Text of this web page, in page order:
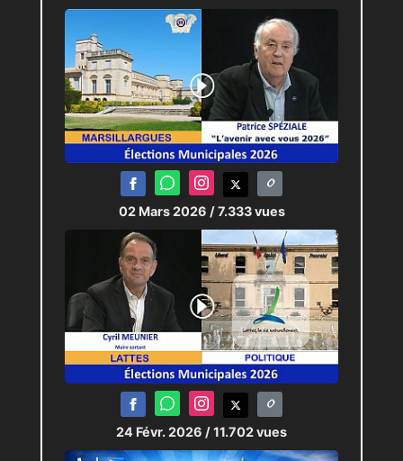
02 Mars 2026 / 7.333 vues
24 Févr. 2026 / 11.702 vues